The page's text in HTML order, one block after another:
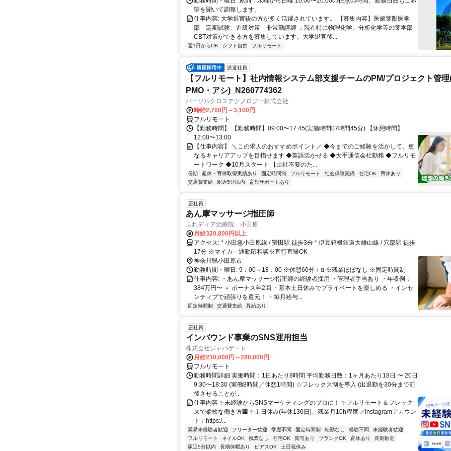
望を聞いて調整します。
仕事内容: 大学退官後の方が多く活躍されています。 【募集内容】医歯薬獣医学
部 定期試験、進級対策 非常勤講師 ：現在特に物理化学、分析化学等の薬学部
CBT対策ができる方を募集しています。大学退官後...
週1日からOK シフト自由 フルリモート
派遣社員
【フルリモート】社内情報システム部支援チームのPM/プロジェクト管
PMO・アシ)_N260774362
パーソルクロステクノロジー株式会社
時給2,700円～3,100円
フルリモート
【勤務時間】 【勤務時間】09:00〜17:45(実働時間07時間45分) 【休憩時間】
12:00〜13:00
【仕事内容】 ＼この求人のおすすめポイント／ ◆今までのご経験を活かして、更
なるキャリアアップを目指せます ◆英語活かせる ◆大手通信会社勤務 ◆フルリモ
ートワーク ◆10月スタート 【出社不要のた...
長期 産休・育休取得実績あり 固定時間制 フルリモート 社会保険完備 在宅OK
育休あり
交通費支給
駅近5分以内 育児サポートあり
正社員
あん摩マッサージ指圧師
ふれディア治療院 小田原
月給320,800円以上
アクセス: * 小田急小田原線 / 螢田駅 徒歩3分 * 伊豆箱根鉄道大雄山線 / 穴部駅 徒歩
17分 ※マイカ―通勤応相談※直行直帰OK
神奈川県小田原市
勤務時間・曜日: 9：00～18：00 ※休憩60分＋α ※残業ほぼなし ※固定時間制
仕事内容: ・あん摩マッサージ指圧師の経験者採用 ・管理者手当あり ・年収例：
384万円〜 ＋ ボーナス年2回 ・基本土日休みでプライベートを楽しめる ・インセ
ンティブで頑張りを還元！ ・毎月給与...
固定時間制 交通費支給 昇給あり
正社員
インバウンド事業のSNS運用担当
株式会社ジャパゲート
月給230,000円～280,000円
フルリモート
勤務時間詳細 実働時間：1日あたり8時間 平均勤務日数：1ヶ月あたり18日 〜 20日
9:30〜18:30 (実働8時間／休憩1時間) ☆フレックス制を導入 (出退勤を30分まで前
後させることが...
仕事内容 ✨未経験からSNSマーケティングのプロに！ ✨フルリモート＆フレック
スで柔軟な働き方🏢 ✨土日休み(年休130日)、残業月10h程度 ✅Instagramアカウン
ト ↓ https:/...
業界未経験者歓迎 フリーター歓迎 学歴不問 固定時間制 転勤なし 経験不問
未経験者歓迎
フルリモート
ネイルOK 残業なし 在宅OK 賞与あり ブランクOK 育休あり
長期歓迎
駅近5分以内
長期休暇あり ピアスOK 土日祝休み